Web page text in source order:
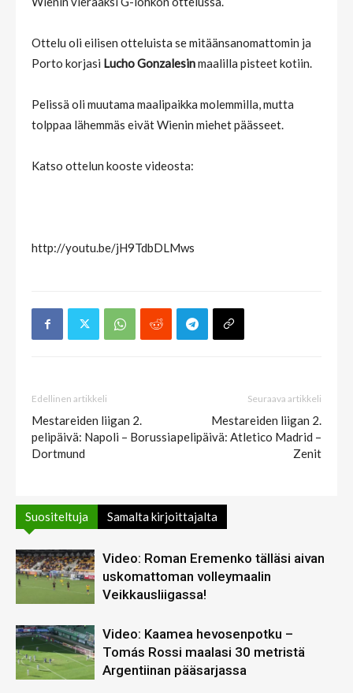
Ottelu oli eilisen otteluista se mitäänsanomattomin ja
Porto korjasi Lucho Gonzalesinmaalilla pisteet kotiin.
Pelissä oli muutama maalipaikka molemmilla, mutta
tolppaa lähemmäs eivät Wienin miehet päässeet.
Katso ottelun kooste videosta:
http://youtu.be/jH9TdbDLMws
Edellinen artikkeli
Mestareiden liigan 2.
pelipäivä: Napoli – Borussia
Dortmund
Seuraava artikkeli
Mestareiden liigan 2.
pelipäivä: Atletico Madrid –
Zenit
Suositeltuja Samalta kirjoittajalta
Video: Roman Eremenko tälläsi aivan
uskomattoman volleymaalin
Veikkausliigassa!
Video: Kaamea hevosenpotku –
Tomás Rossi maalasi 30 metristä
Argentiinan pääsarjassa